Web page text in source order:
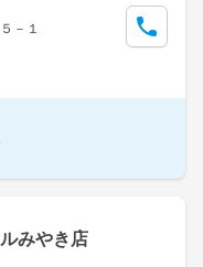
－１
みやき店